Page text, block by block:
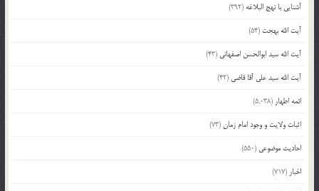
آشنایی با نهج البلاغه (392)
آیت الله بهجت (54)
آیت الله سید ابوالحسن اصفهانی (43)
آیت الله سید علی آقا قاضی (42)
ائمه اطهار (5,038)
اثبات ولایت و وجود امام زمان(73)
احادیث موضوعی (550)
اخبار (717)